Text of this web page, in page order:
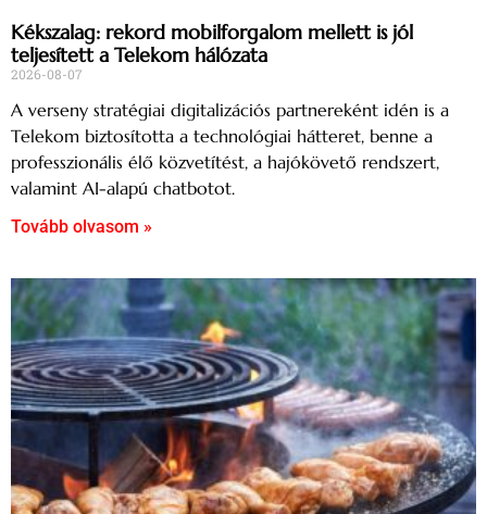
Kékszalag: rekord mobilforgalom mellett is jól
teljesített a Telekom hálózata
2026-08-07
A verseny stratégiai digitalizációs partnereként idén is a
Telekom biztosította a technológiai hátteret, benne a
professzionális élő közvetítést, a hajókövető rendszert,
valamint AI-alapú chatbotot.
Tovább olvasom »